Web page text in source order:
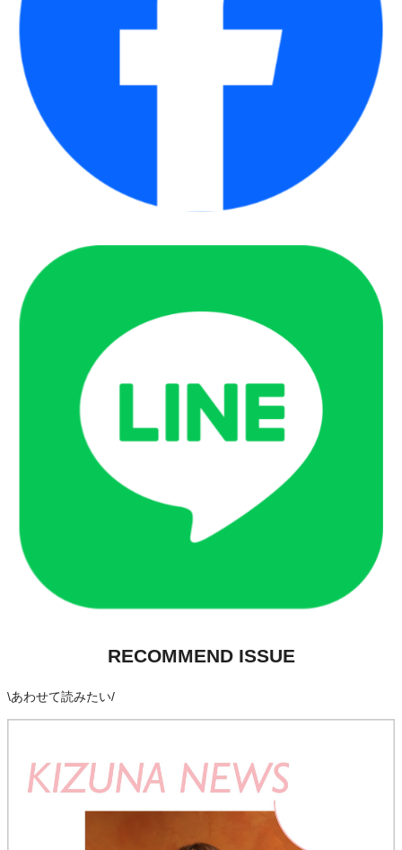
RECOMMEND ISSUE
\あわせて読みたい/